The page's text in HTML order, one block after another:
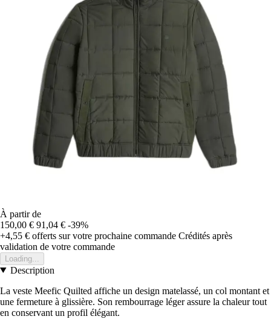
À partir de
150,00 € 91,04 € -39%
+4,55 € offerts sur votre prochaine commande Crédités après
validation de votre commande
Loading...
Description
La veste Meefic Quilted affiche un design matelassé, un col montant et
une fermeture à glissière. Son rembourrage léger assure la chaleur tout
en conservant un profil élégant.